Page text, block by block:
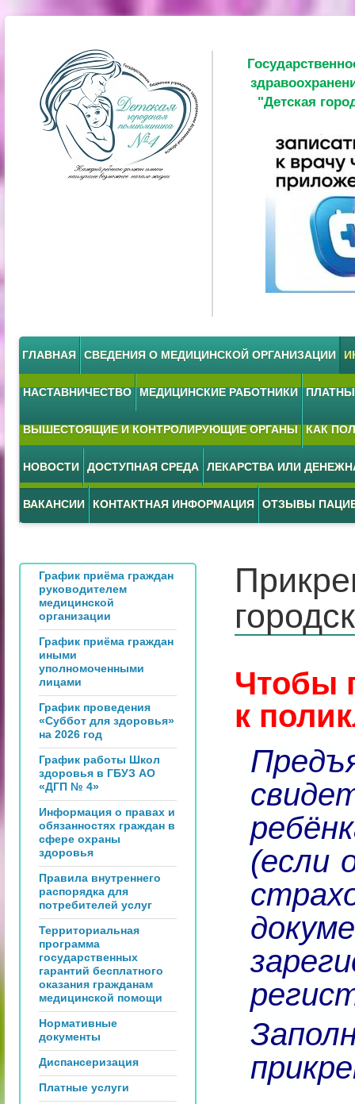
"Детская
ГЛАВНАЯ СВЕДЕНИЯ О МЕДИЦИНСКОЙ ОРГАНИЗАЦИИ
НАСТАВНИЧЕСТВО МЕДИЦИНСКИЕ РАБОТНИКИ
ВЫШЕСТОЯЩИЕ И КОНТРОЛИРУЮЩИЕ ОРГАНЫ КАК
НОВОСТИ ДОСТУПНАЯ СРЕДА ЛЕКАРСТВА ИЛИ
ВАКАНСИИ КОНТАКТНАЯ ИНФОРМАЦИЯ ОТЗЫВЫ
График приёма граждан
руководителем
медицинской
организации
График приёма граждан
иными
уполномоченными
лицами
График проведения
«Суббот для здоровья»
на 2026 год
График работы Школ
здоровья в ГБУЗ АО
«ДГП № 4»
Информация о правах и
обязанностях граждан в
сфере охраны
здоровья
Правила внутреннего
распорядка для
потребителей услуг
Территориальная
программа
государственных
гарантий бесплатного
оказания гражданам
медицинской помощи
Нормативные
документы
Диспансеризация
Платные услуги
Чтобы
к
(если